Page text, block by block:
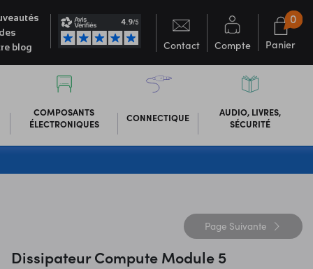
blog
Contact Compte Panier
0
COMPOSANTS
ÉLECTRONIQUES
CONNECTIQUE
AUDIO, LIVRES,
SÉCURITÉ
Page Suivante
Dissipateur Compute Module 5